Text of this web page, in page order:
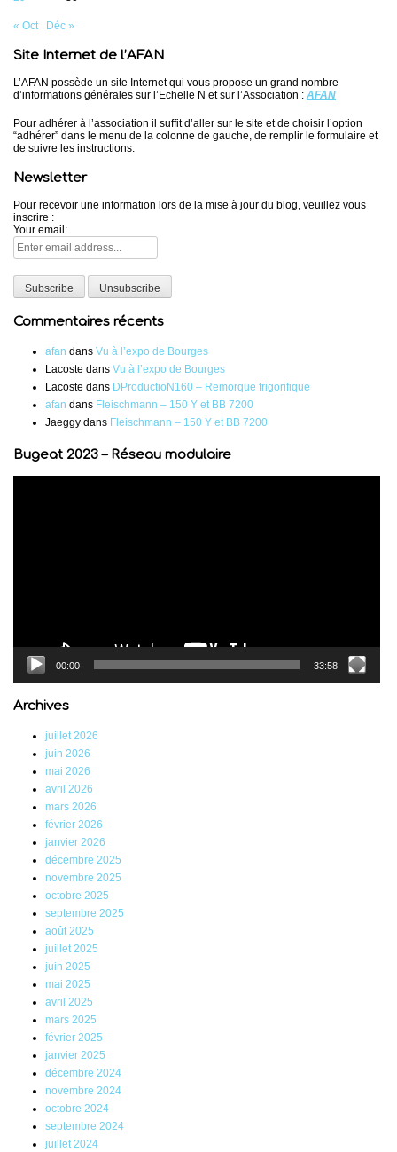
« Oct Déc »
Site Internet de l’AFAN
L’AFAN possède un site Internet qui vous propose un grand nombre
d’informations générales sur l’Echelle N et sur l’Association : AFAN
Pour adhérer à l’association il suffit d’aller sur le site et de choisir l’option
“adhérer” dans le menu de la colonne de gauche, de remplir le formulaire et
de suivre les instructions.
Newsletter
Pour recevoir une information lors de la mise à jour du blog, veuillez vous
inscrire :
Your email:
Commentaires récents
afan dans Vu à l’expo de Bourges
Lacoste dans Vu à l’expo de Bourges
Lacoste dans DProductioN160 – Remorque frigorifique
afan dans Fleischmann – 150 Y et BB 7200
Jaeggy dans Fleischmann – 150 Y et BB 7200
Bugeat 2023 – Réseau modulaire
00:00 33:58
Archives
juillet 2026
juin 2026
mai 2026
avril 2026
mars 2026
février 2026
janvier 2026
décembre 2025
novembre 2025
octobre 2025
septembre 2025
août 2025
juillet 2025
juin 2025
mai 2025
avril 2025
mars 2025
février 2025
janvier 2025
décembre 2024
novembre 2024
octobre 2024
septembre 2024
juillet 2024